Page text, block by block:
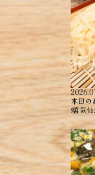
本日
蠣 ︎気